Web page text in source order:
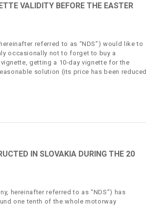
VALIDITY BEFORE THE EASTER
referred to as “NDS”) would like to
occasionally not to forget to buy a
getting a 10-day vignette for the
solution (its price has been reduced
IN SLOVAKIA DURING THE 20
hereinafter referred to as “NDS”) has
one tenth of the whole motorway